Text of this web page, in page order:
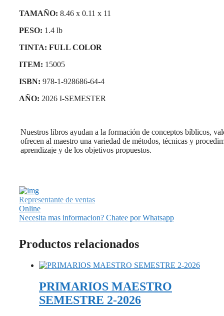
TAMAÑO: 8.46 x 0.11 x 11
PESO: 1.4 lb
TINTA: FULL COLOR
ITEM: 15005
ISBN: 978-1-928686-64-4
AÑO: 2026 I-SEMESTER
Nuestros libros ayudan a la formación de conceptos bíblicos,
ofrecen al maestro una variedad de métodos, técnicas y
aprendizaje y de los objetivos propuestos.
Representante de ventas
Online
Necesita mas informacion? Chatee por Whatsapp
Productos relacionados
PRIMARIOS MAESTRO
SEMESTRE 2-2026